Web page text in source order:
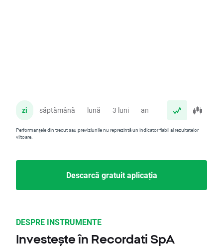
zi săptămână lună 3 luni an
Performanțele din trecut sau previziunile nu reprezintă un indicator fiabil al rezultatelor
viitoare.
Descarcă gratuit aplicația
DESPRE INSTRUMENTE
Investește în Recordati SpA